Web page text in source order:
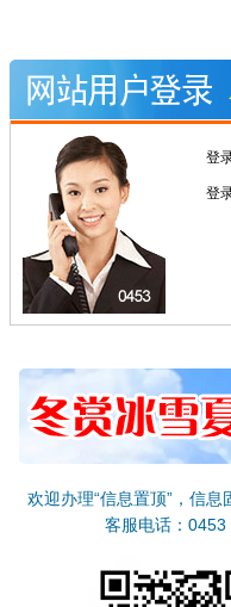
登
登
欢迎办理“信息置顶”，信
客服电话：